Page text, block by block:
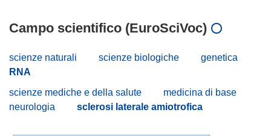
Campo scientifico (EuroSciVoc)
scienze naturali scienze biologiche
genetica
RNA
scienze mediche e della salute
medicina di base
neurologia
sclerosi laterale amiotrofica